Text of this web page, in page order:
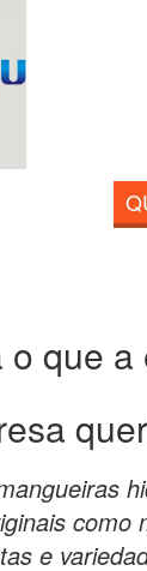
o que
como
e